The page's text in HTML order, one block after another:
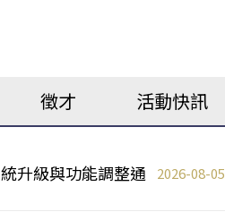
徵才 活動快訊
升級與功能調整通
2026-08-05